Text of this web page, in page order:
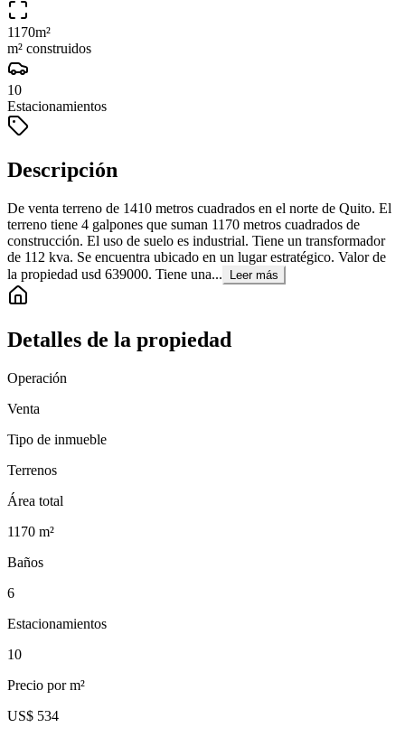
1170m²
m² construidos
10
Estacionamientos
Descripción
De venta terreno de 1410 metros cuadrados en el norte de Quito. El
terreno tiene 4 galpones que suman 1170 metros cuadrados de
construcción. El uso de suelo es industrial. Tiene un transformador
de 112 kva. Se encuentra ubicado en un lugar estratégico. Valor de
la propiedad usd 639000. Tiene una...
Leer más
Detalles de la propiedad
Operación
Venta
Tipo de inmueble
Terrenos
Área total
1170 m²
Baños
6
Estacionamientos
10
Precio por m²
US$ 534